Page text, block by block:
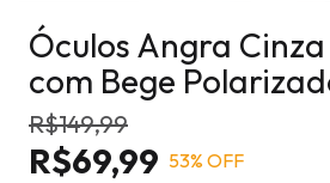
Óculos Angra
com Bege
R$149,99
R$69,99 53% OFF